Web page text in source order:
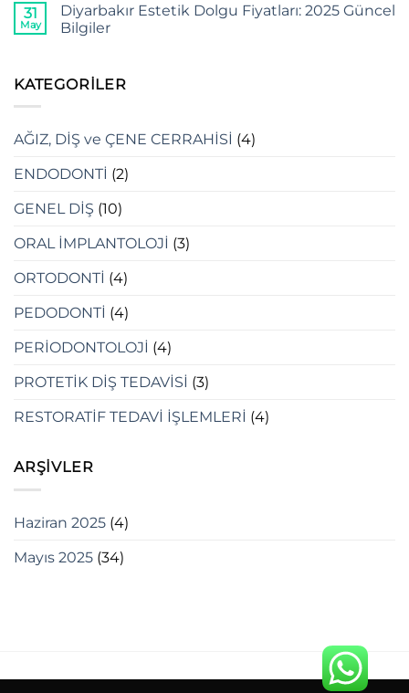
31
May
Diyarbakır Estetik Dolgu Fiyatları: 2025 Güncel
Bilgiler
KATEGORILER
AĞIZ, DİŞ ve ÇENE CERRAHİSİ (4)
ENDODONTİ (2)
GENEL DİŞ (10)
ORAL İMPLANTOLOJİ (3)
ORTODONTİ (4)
PEDODONTİ (4)
PERİODONTOLOJİ (4)
PROTETİK DİŞ TEDAVİSİ (3)
RESTORATİF TEDAVİ İŞLEMLERİ (4)
ARŞIVLER
Haziran 2025 (4)
Mayıs 2025 (34)